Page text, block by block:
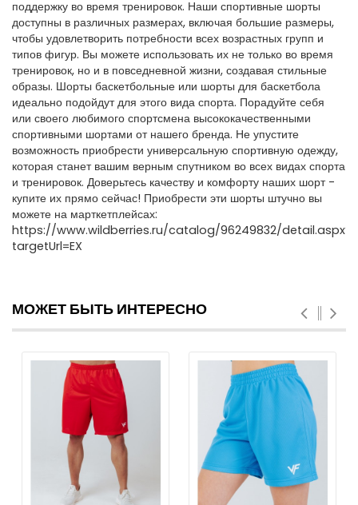
поддержку во время тренировок. Наши спортивные шорты
доступны в различных размерах, включая большие размеры,
чтобы удовлетворить потребности всех возрастных групп и
типов фигур. Вы можете использовать их не только во время
тренировок, но и в повседневной жизни, создавая стильные
образы. Шорты баскетбольные или шорты для баскетбола
идеально подойдут для этого вида спорта. Порадуйте себя
или своего любимого спортсмена высококачественными
спортивными шортами от нашего бренда. Не упустите
возможность приобрести универсальную спортивную одежду,
которая станет вашим верным спутником во всех видах спорта
и тренировок. Доверьтесь качеству и комфорту наших шорт -
купите их прямо сейчас! Приобрести эти шорты штучно вы
можете на марткетплейсах:
https://www.wildberries.ru/catalog/96249832/detail.aspx?
targetUrl=EX
МОЖЕТ БЫТЬ ИНТЕРЕСНО